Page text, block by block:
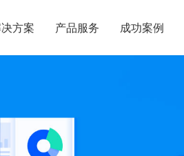
方案 产品服务 成功案例